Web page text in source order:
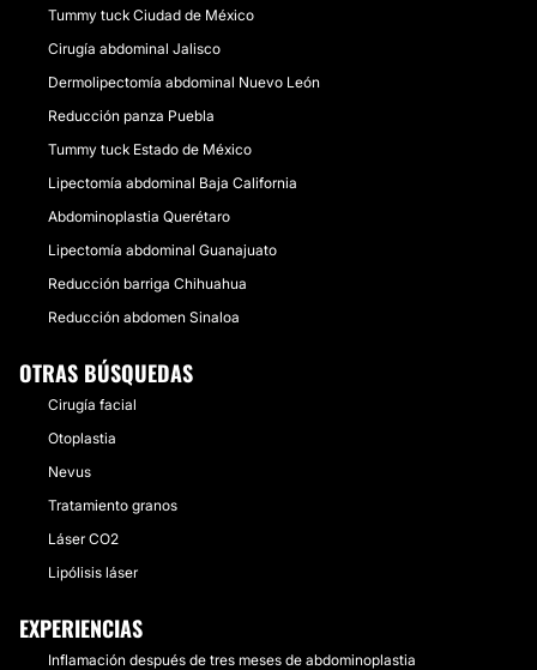
Tummy tuck Ciudad de México
Cirugía abdominal Jalisco
Dermolipectomía abdominal Nuevo León
Reducción panza Puebla
Tummy tuck Estado de México
Lipectomía abdominal Baja California
Abdominoplastia Querétaro
Lipectomía abdominal Guanajuato
Reducción barriga Chihuahua
Reducción abdomen Sinaloa
OTRAS BÚSQUEDAS
Cirugía facial
Otoplastia
Nevus
Tratamiento granos
Láser CO2
Lipólisis láser
EXPERIENCIAS
Inflamación después de tres meses de abdominoplastia